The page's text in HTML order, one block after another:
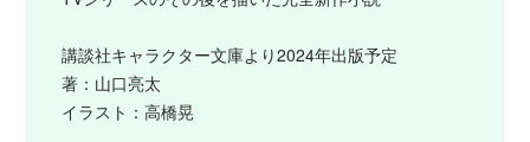
講談社キャラクター文庫より2024年出版予定
著：山口亮太
イラスト：高橋晃